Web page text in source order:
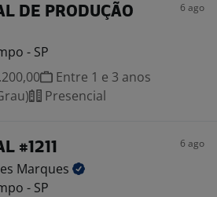
DE PRODUÇÃO 6 ago
- SP
Entre 1 e 3 anos
Presencial
#1211 6 ago
Marques
- SP